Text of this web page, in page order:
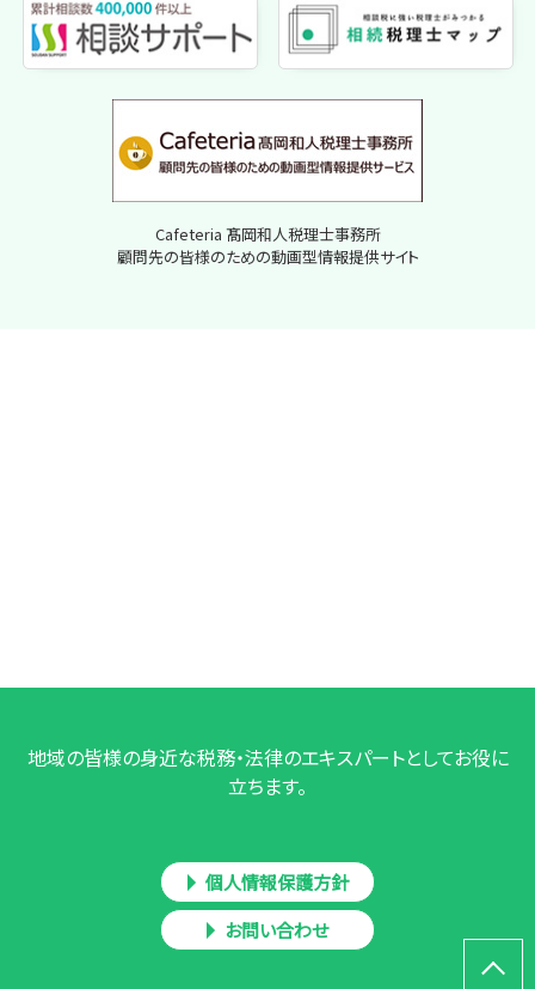
Cafeteria 髙岡和人税理士事務所
顧問先の皆様のための動画型情報提供サイト
地域の皆様の身近な税務・法律のエキスパートとしてお役に
立ちます。
個人情報保護方針
お問い合わせ